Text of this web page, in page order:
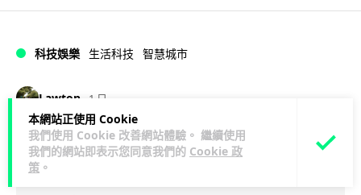
本網站正使用 Cookie
我們使用 Cookie 改善網站體驗。 繼續使用
我們的網站即表示您同意我們的 Cookie 政
策 。
科技娛樂 生活科技 智慧城市
Lawton 1 日
網約車條例生效 有司機暫時停工避風頭
的士業界籲白牌 "改邪歸正"